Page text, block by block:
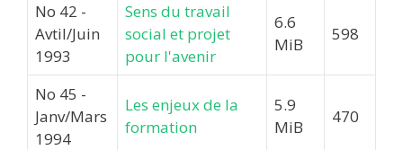
No 42 -
Avtil/Juin
1993
Sens du travail
social et projet
pour l'avenir
6.6
MiB
598
No 45 -
Janv/Mars
1994
Les enjeux de la
formation
5.9
MiB
470